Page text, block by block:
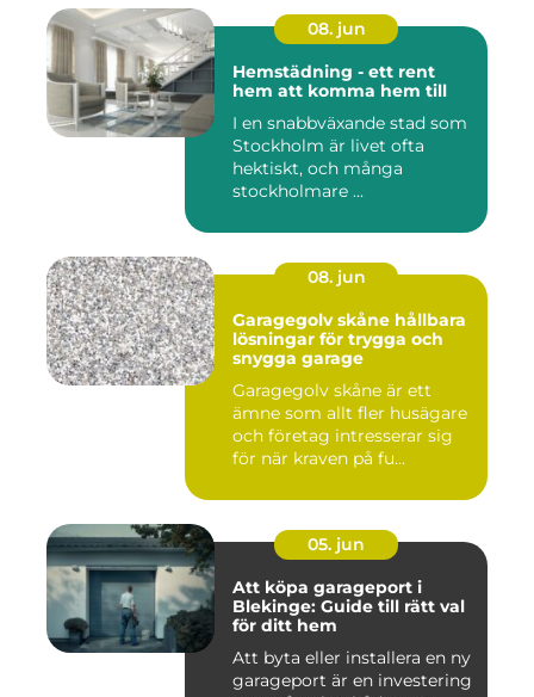
08. jun
Hemstädning - ett rent
hem att komma hem till
I en snabbväxande stad som
Stockholm är livet ofta
hektiskt, och många
stockholmare ...
08. jun
Garagegolv skåne hållbara
lösningar för trygga och
snygga garage
Garagegolv skåne är ett
ämne som allt fler husägare
och företag intresserar sig
för när kraven på fu...
05. jun
Att köpa garageport i
Blekinge: Guide till rätt val
för ditt hem
Att byta eller installera en ny
garageport är en investering